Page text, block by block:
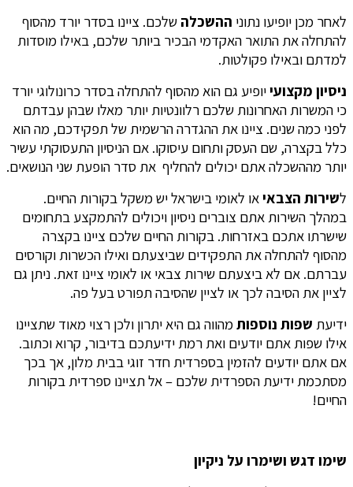
לאחר מכן יופיעו נתוני ההשכלה שלכם. ציינו בסדר יורד מהסוף
להתחלה את התואר האקדמי הבכיר ביותר שלכם, באילו מוסדות
למדתם ובאילו פקולטות.
ניסיון מקצועייופיע גם הוא מהסוף להתחלה בסדר כרונולוגי יורד
כי המשרות האחרונות שלכם רלוונטיות יותר מאלו שבהן עבדתם
לפני כמה שנים. ציינו את ההגדרה הרשמית של תפקידכם, מה הוא
כלל בקצרה, שם העסק ותחום עיסוקו. אם הניסיון התעסוקתי עשיר
יותר מההשכלה אתם יכולים להחליף את סדר הופעת שני הנושאים.
לשירות הצבאיאו לאומי בישראל יש משקל בקורות החיים.
במהלך השירות אתם צוברים ניסיון ויכולים להתמקצע בתחומים
שישרתו אתכם באזרחות. בקורות החיים שלכם ציינו בקצרה
מהסוף להתחלה את התפקידים שביצעתם ואילו הכשרות וקורסים
עברתם. אם לא ביצעתם שירות צבאי או לאומי ציינו זאת. ניתן גם
לציין את הסיבה לכך או לציין שהסיבה תפורט בעל פה.
ידיעת שפות נוספות מהווה גם היא יתרון ולכן רצוי מאוד שתציינו
אילו שפות אתם יודעים ואת רמת ידיעתכם בדיבור, קרוא וכתוב.
אם אתם יודעים להזמין בספרדית חדר זוגי בבית מלון, אך בכך
מסתכמת ידיעת הספרדית שלכם – אל תציינו ספרדית בקורות
החיים!
שימו דגש ושימרו על ניקיון